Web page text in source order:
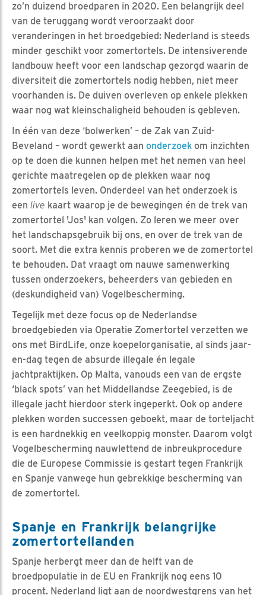
zo’n duizend broedparen in 2020. Een belangrijk deel
van de teruggang wordt veroorzaakt door
veranderingen in het broedgebied: Nederland is steeds
minder geschikt voor zomertortels. De intensiverende
landbouw heeft voor een landschap gezorgd waarin de
diversiteit die zomertortels nodig hebben, niet meer
voorhanden is. De duiven overleven op enkele plekken
waar nog wat kleinschaligheid behouden is gebleven.
In één van deze ‘bolwerken’ – de Zak van Zuid-
Beveland – wordt gewerkt aan onderzoek om inzichten
op te doen die kunnen helpen met het nemen van heel
gerichte maatregelen op de plekken waar nog
zomertortels leven. Onderdeel van het onderzoek is
een live kaart waarop je de bewegingen én de trek van
zomertortel 'Jos' kan volgen. Zo leren we meer over
het landschapsgebruik bij ons, en over de trek van de
soort. Met die extra kennis proberen we de zomertortel
te behouden. Dat vraagt om nauwe samenwerking
tussen onderzoekers, beheerders van gebieden en
(deskundigheid van) Vogelbescherming.
Tegelijk met deze focus op de Nederlandse
broedgebieden via Operatie Zomertortel verzetten we
ons met BirdLife, onze koepelorganisatie, al sinds jaar-
en-dag tegen de absurde illegale én legale
jachtpraktijken. Op Malta, vanouds een van de ergste
‘black spots’ van het Middellandse Zeegebied, is de
illegale jacht hierdoor sterk ingeperkt. Ook op andere
plekken worden successen geboekt, maar de torteljacht
is een hardnekkig en veelkoppig monster. Daarom volgt
Vogelbescherming nauwlettend de inbreukprocedure
die de Europese Commissie is gestart tegen Frankrijk
en Spanje vanwege hun gebrekkige bescherming van
de zomertortel.
Spanje en Frankrijk belangrijke
zomertortellanden
Spanje herbergt meer dan de helft van de
broedpopulatie in de EU en Frankrijk nog eens 10
procent. Nederland ligt aan de noordwestgrens van het